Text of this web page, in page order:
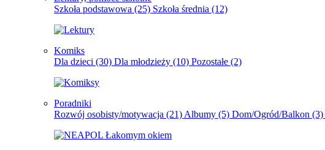
Szkoła podstawowa (25) Szkoła średnia (12)
Komiks
Dla dzieci (30) Dla młodzieży (10) Pozostałe (2)
Poradniki
Rozwój osobisty/motywacja (21) Albumy (5) Dom/Ogród/Balkon (3)